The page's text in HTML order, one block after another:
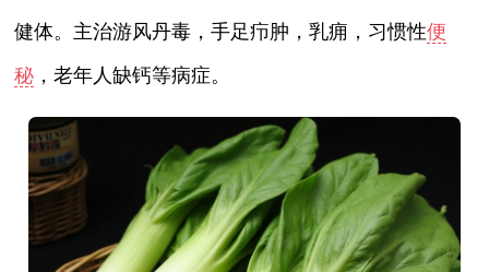
健体。主治游风丹毒，手足疖肿，乳痈，习惯性便
秘 ，老年人缺钙等病症。